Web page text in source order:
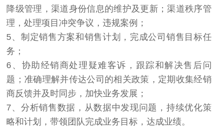
降级管理，渠道身份信息的维护及更新；渠道秩序管
理，处理项目冲突争议，违规案例；
5、制定销售方案和销售计划，完成公司销售目标任
务；
6、协助经销商处理疑难客诉，跟踪和解决售后问
题；准确理解并传达公司的相关政策，定期收集经销
商反馈并及时同步，加快业务发展；
7、分析销售数据，从数据中发现问题，持续优化策
略和计划，带领团队完成业务目标，达成业绩。